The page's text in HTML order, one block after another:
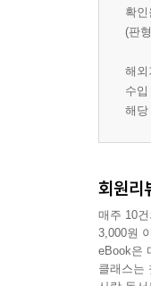
확
(판
해외
수
해당
회원리
매주 10
3,000원
eBook은
클래스는